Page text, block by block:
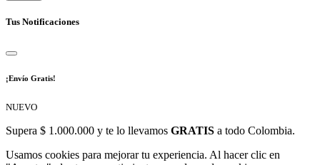
Tus Notificaciones
¡Envío Gratis!
NUEVO
Supera $ 1.000.000 y te lo llevamos GRATIS a todo Colombia.
Usamos cookies para mejorar tu experiencia. Al hacer clic en